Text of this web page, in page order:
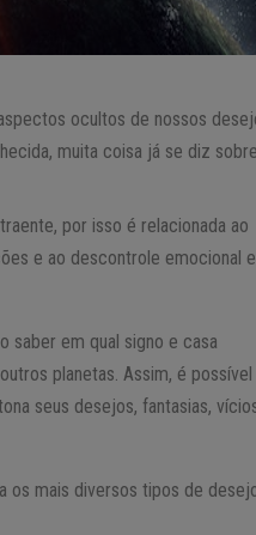
ocultos de nossos
muita coisa já se diz
por isso é relacionada ao
e ao descontrole emocional e
saber em qual signo e casa
planetas. Assim, é possível
seus desejos, fantasias,
os mais diversos tipos de